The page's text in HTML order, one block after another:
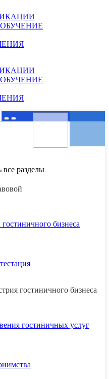
все разделы
бизнеса
гостиничного бизнеса
гостиничных услуг